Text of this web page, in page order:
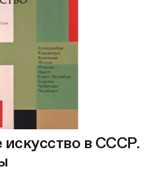
в СССР.